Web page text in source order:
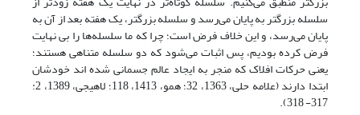
سلسله بزرگتر به پایان می‌رسد و سلسله بزرگتر، یک هفته بعد از آن به
پایان می‌رسد، و این خلاف فرض است؛ چرا که ما سلسله‌ها را بی نهایت
فرض کرده بودیم، پس اثبات می‌شود که دو سلسله متناهی هستند؛
یعنی حرکات افلاک که منجر به ایجاد عالم جسمانی شده اند خودشان
ابتدا دارند (علامه حلی، 1363، 32؛ همو، 1413، 118؛ لاهیجی، 1389، 2:
317- 318).